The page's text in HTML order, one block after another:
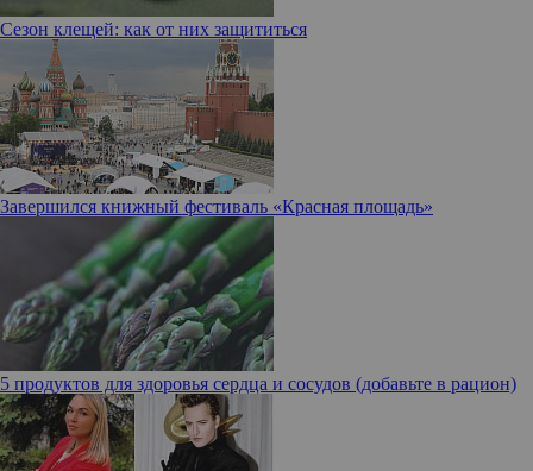
Сезон клещей: как от них защититься
Завершился книжный фестиваль «Красная площадь»
5 продуктов для здоровья сердца и сосудов (добавьте в рацион)